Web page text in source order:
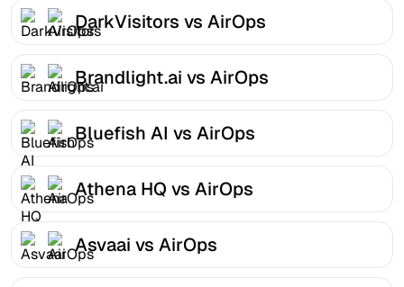
DarkVisitors vs AirOps
Brandlight.ai vs AirOps
Bluefish AI vs AirOps
Athena HQ vs AirOps
Asvaai vs AirOps